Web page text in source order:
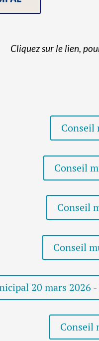
Cliquez sur le lien,
Conseil
Conseil
Conseil
Conseil
20 mars 2026
Conseil